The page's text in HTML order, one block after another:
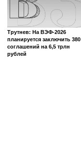
Трутнев: На ВЭФ-2026
планируется заключить 380
соглашений на 6,5 трлн
рублей